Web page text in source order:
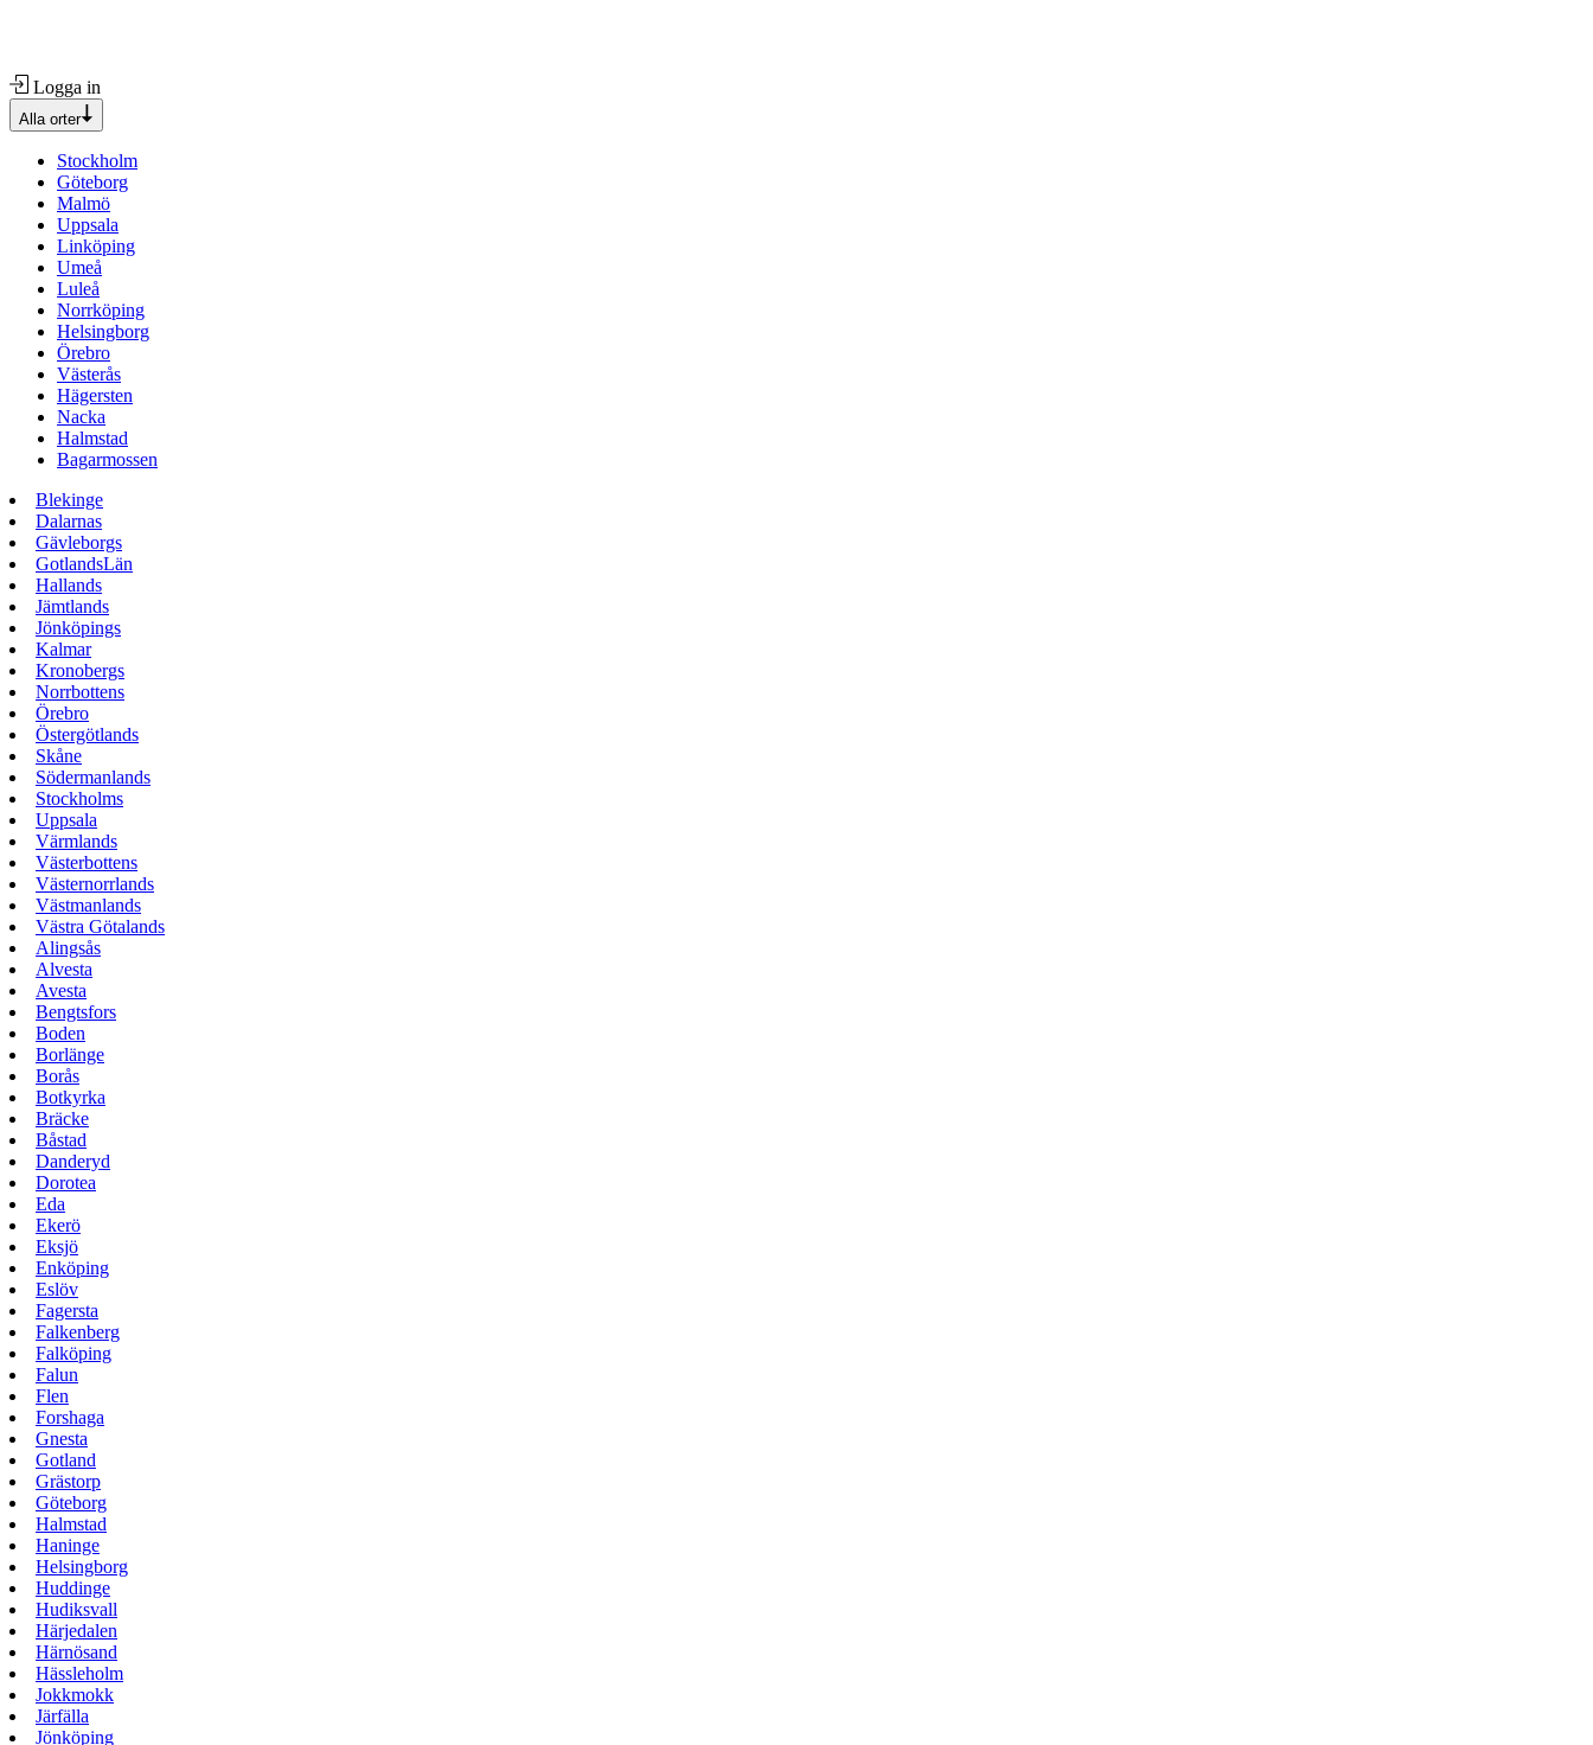
Logga in
Alla orter
Stockholm
Göteborg
Malmö
Uppsala
Linköping
Umeå
Luleå
Norrköping
Helsingborg
Örebro
Västerås
Hägersten
Nacka
Halmstad
Bagarmossen
Blekinge
Dalarnas
Gävleborgs
GotlandsLän
Hallands
Jämtlands
Jönköpings
Kalmar
Kronobergs
Norrbottens
Örebro
Östergötlands
Skåne
Södermanlands
Stockholms
Uppsala
Värmlands
Västerbottens
Västernorrlands
Västmanlands
Västra Götalands
Alingsås
Alvesta
Avesta
Bengtsfors
Boden
Borlänge
Borås
Botkyrka
Bräcke
Båstad
Danderyd
Dorotea
Eda
Ekerö
Eksjö
Enköping
Eslöv
Fagersta
Falkenberg
Falköping
Falun
Flen
Forshaga
Gnesta
Gotland
Grästorp
Göteborg
Halmstad
Haninge
Helsingborg
Huddinge
Hudiksvall
Härjedalen
Härnösand
Hässleholm
Jokkmokk
Järfälla
Jönköping